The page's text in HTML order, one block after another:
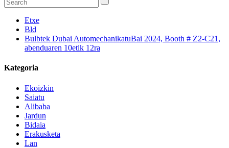
Etxe
Bld
Bulbtek Dubai AutomechanikatuBai 2024, Booth # Z2-C21,
abenduaren 10etik 12ra
Kategoria
Ekoizkin
Saiatu
Alibaba
Jardun
Bidaia
Erakusketa
Lan